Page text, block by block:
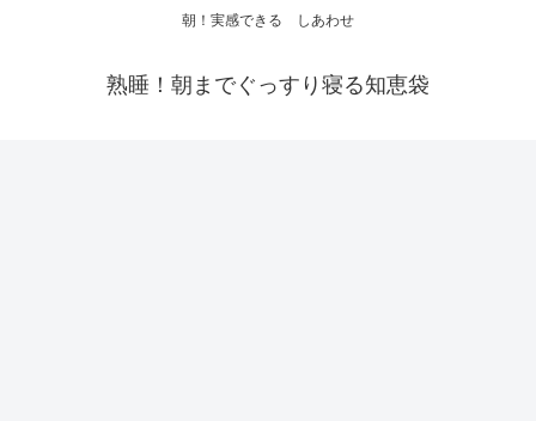
朝！実感できる しあわせ
熟睡！朝までぐっすり寝る知恵袋